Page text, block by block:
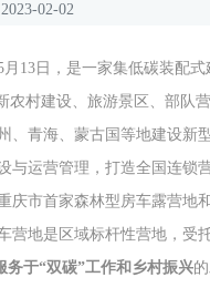
2023-02-02
13日，是一家集低碳装配
农村建设、旅游景区、部队
、青海、蒙古国等地建设新
与运营管理，打造全国连锁营
庆市首家森林型房车露营地
营地是区域标杆性营地，受
务于“双碳”工作和乡村振兴